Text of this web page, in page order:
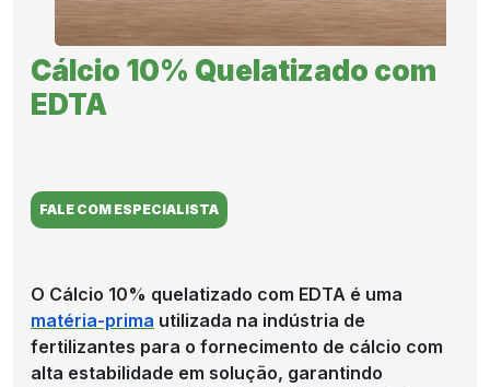
DO CAMPO
CULTIVOS
AGORA
Cálcio 10% Quelatizado com
EDTA
FALE COM ESPECIALISTA
O Cálcio 10% quelatizado com EDTA é uma
matéria-prima utilizada na indústria de
fertilizantes para o fornecimento de cálcio com
alta estabilidade em solução, garantindo